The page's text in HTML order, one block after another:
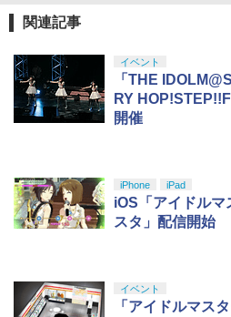
関連記事
イベント
「THE
RY
開催
iPhone iPad
iOS「アイドルマ
スタ」配信開始
イベント
「アイドルマス